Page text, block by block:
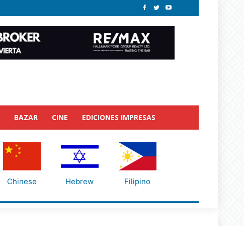
BAZAR CINE EDICIONES IMPRESAS
Chinese Hebrew Filipino